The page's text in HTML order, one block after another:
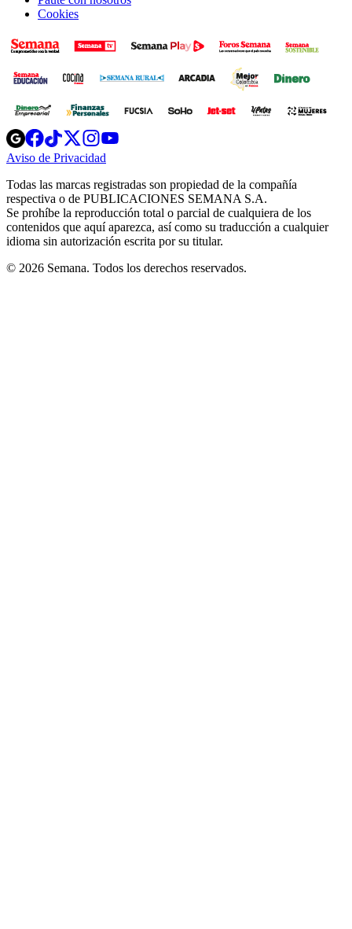
Cookies
Opens
in
new
Opens
in
new
Opens
in
new
window
Opens
new
windowwindow
Aviso de Privacidad
new
window
Todas las marcas registradas son propiedad de la compañía
respectiva o de PUBLICACIONES SEMANA S.A.
Se prohíbe la reproducción total o parcial de cualquiera de los
contenidos que aquí aparezca, así como su traducción a cualquier
idioma sin autorización escrita por su titular.
© 2026 Semana. Todos los derechos reservados.